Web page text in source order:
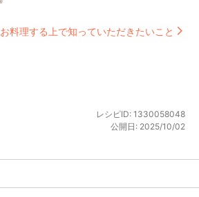
お料理する上で知っていただきたいこと
レシピID: 1330058048
公開日: 2025/10/02